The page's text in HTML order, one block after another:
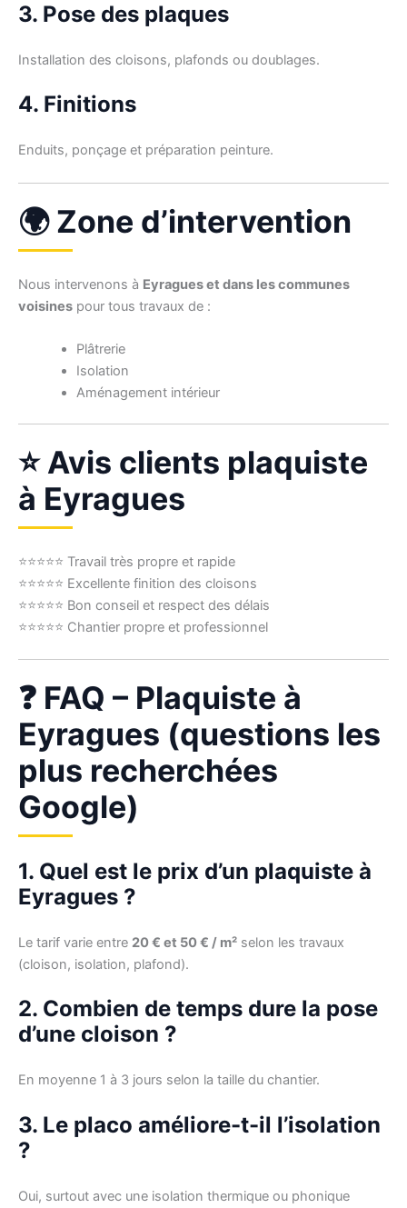
3. Pose des plaques
Installation des cloisons, plafonds ou doublages.
4. Finitions
Enduits, ponçage et préparation peinture.
🌍 Zone d’intervention
Nous intervenons à Eyragues et dans les communes
voisines pour tous travaux de :
Plâtrerie
Isolation
Aménagement intérieur
⭐ Avis clients plaquiste
à Eyragues
⭐⭐⭐⭐⭐ Travail très propre et rapide
⭐⭐⭐⭐⭐ Excellente finition des cloisons
⭐⭐⭐⭐⭐ Bon conseil et respect des délais
⭐⭐⭐⭐⭐ Chantier propre et professionnel
❓ FAQ – Plaquiste à
Eyragues (questions les
plus recherchées
Google)
1. Quel est le prix d’un plaquiste à
Eyragues ?
Le tarif varie entre 20 € et 50 € / m² selon les travaux
(cloison, isolation, plafond).
2. Combien de temps dure la pose
d’une cloison ?
En moyenne 1 à 3 jours selon la taille du chantier.
3. Le placo améliore-t-il l’isolation
?
Oui, surtout avec une isolation thermique ou phonique